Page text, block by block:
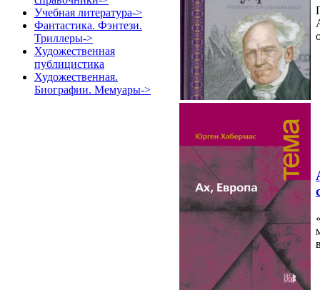
Учебная литература->
Фантастика. Фэнтези.
Триллеры->
Художественная
публицистика
Художественная.
Биографии. Мемуары->